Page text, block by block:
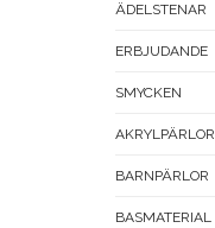
ÄDELSTENAR
ERBJUDANDE
SMYCKEN
AKRYLPÄRLOR
BARNPÄRLOR
BASMATERIAL